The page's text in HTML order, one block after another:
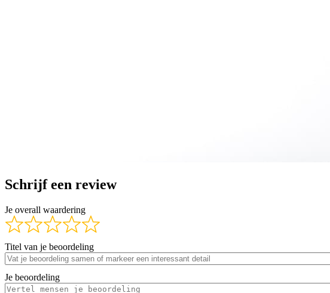
Schrijf een review
Je overall waardering
Titel van je beoordeling
Je beoordeling